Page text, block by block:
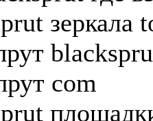
зеркала
com